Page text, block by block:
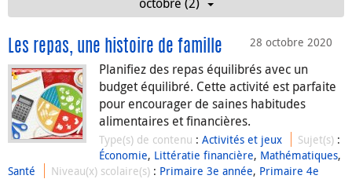
28 octobre 2020
Les repas, une histoire de famille
Planifiez des repas équilibrés avec un
budget équilibré. Cette activité est parfaite
pour encourager de saines habitudes
alimentaires et financières.
Type(s) de contenu : Activités et jeux Sujet(s) :
Économie, Littératie financière, Mathématiques,
Santé
Niveau(x) scolaire(s) : Primaire 3e année, Primaire 4e